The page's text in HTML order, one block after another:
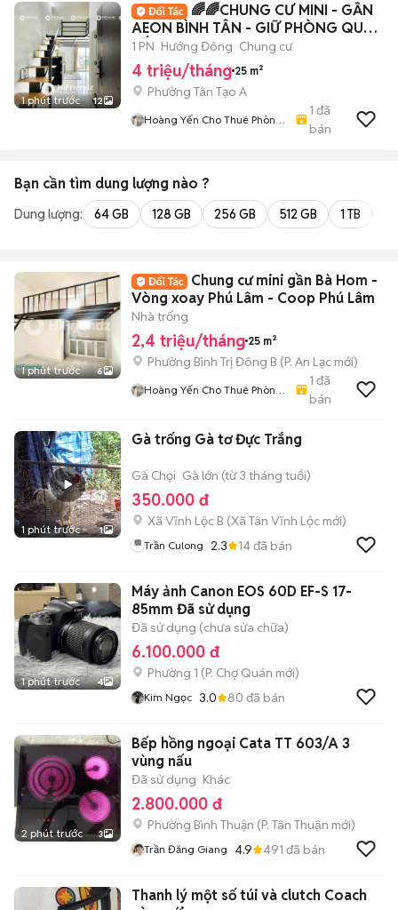
1 phút trước 12
🌈🌈CHUNG CƯ MINI - GẦN
AEON BÌNH TÂN - GIỮ PHÒNG QUA
TẾT - FULL NT 🔥🔥
1 PN Hướng Đông Chung cư
4 triệu/tháng 25 m²
Phường Tân Tạo A
Hoàng Yến Cho Thuê Phòng
1 đã
bán
Bạn cần tìm dung lượng nào ?
Dung lượng: 64 GB 128 GB 256 GB 512 GB 1 TB
1 phút trước 6
Chung cư mini gần Bà Hom -
Vòng xoay Phú Lâm - Coop Phú Lâm
Nhà trống
2,4 triệu/tháng 25 m²
Phường Bình Trị Đông B (P. An Lạc mới)
Hoàng Yến Cho Thuê Phòng
1 đã
bán
1 phút trước 1
Gà trống Gà tơ Đực Trắng
Gà Chọi Gà lớn (từ 3 tháng tuổi)
350.000 đ
Xã Vĩnh Lộc B (Xã Tân Vĩnh Lộc mới)
Trần Culong 2.3 14đã bán
1 phút trước 4
Máy ảnh Canon EOS 60D EF-S 17-
85mm Đã sử dụng
Đã sử dụng (chưa sửa chữa)
6.100.000 đ
Phường 1 (P. Chợ Quán mới)
Kim Ngọc 3.0 80 đã bán
2 phút trước 3
Bếp hồng ngoại Cata TT 603/A 3
vùng nấu
Đã sử dụng Khác
2.800.000 đ
Phường Bình Thuận (P. Tân Thuận mới)
Trần Đăng Giang 4.9 491 đã bán
Thanh lý một số túi và clutch Coach